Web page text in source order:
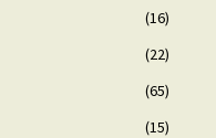
(16)
(22)
(65)
(15)